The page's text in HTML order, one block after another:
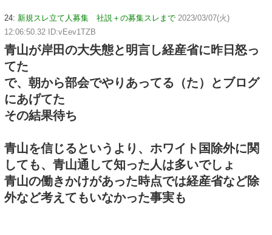
24: 新規スレ立て人募集 社説＋の募集スレまで 2023/03/07(火)
12:06:50.32 ID:vEev1TZB
青山が岸田の大失態と明言し経産省に昨日怒っ
てた
で、朝から部会でやりあってる（た）とブログ
にあげてた
その結果待ち
青山を信じるというより、ホワイト国除外に関
しても、青山通して知った人は多いでしょ
青山の働きかけがあった時点では経産省など除
外など考えてもいなかった事実も